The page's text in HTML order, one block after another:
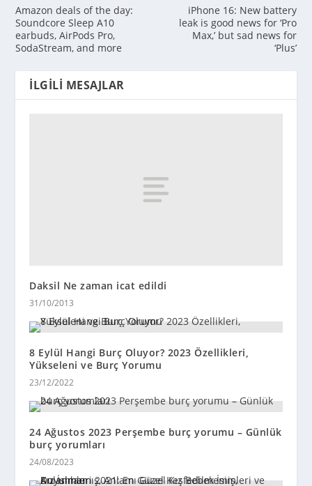
Amazon deals of the day:
Soundcore Sleep A10
earbuds, AirPods Pro,
SodaStream, and more
iPhone 16: New battery
leak is good news for ‘Pro
Max,’ but sad news for
‘Plus’
İLGILI MESAJLAR
Daksil Ne zaman icat edildi
31/10/2013
8 Eylül Hangi Burç Oluyor? 2023 Özellikleri,
Yükseleni ve Burç Yorumu
23/12/2022
24 Ağustos 2023 Perşembe burç yorumu – Günlük
burç yorumları
24/08/2023